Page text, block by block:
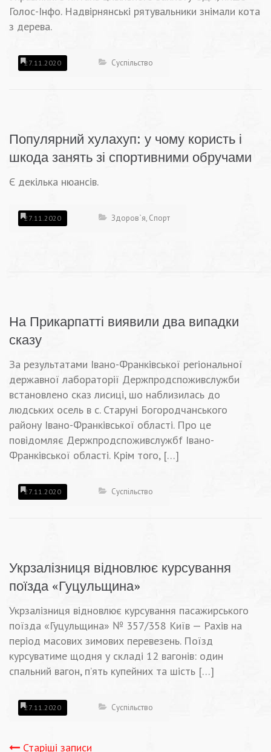
Голос-Інфо. Надвірнянські рятувальники знімали кота
з дерева.
27.11.2020 Суспільство
Популярний хулахуп: у чому користь і
шкода занять зі спортивними обручами
Є декілька нюансів.
27.11.2020 Здоров`я, Спорт
На Прикарпатті виявили два випадки
сказу
За результатами Івано-Франківської регіональної
державної лабораторії Держпродспоживслужби
встановлено сказ лисиці, шо наблизилась до
людських осель в с. Старуні Богородчанського
району Івано-Франківської області. Про це
повідомляє Держпродспоживслужбf Івано-
Франківської області. Крім того, […]
27.11.2020 Суспільство
Укрзалізниця відновлює курсування
поїзда «Гуцульщина»
Укрзалізниця відновлює курсування пасажирського
поїзда «Гуцульщина» № 357/358 Київ — Рахів на
період масових зимових перевезень. Поїзд
курсуватиме щодня у складі 12 вагонів: один
спальний вагон, п’ять купейних та шість […]
27.11.2020 Суспільство
Старіші записи